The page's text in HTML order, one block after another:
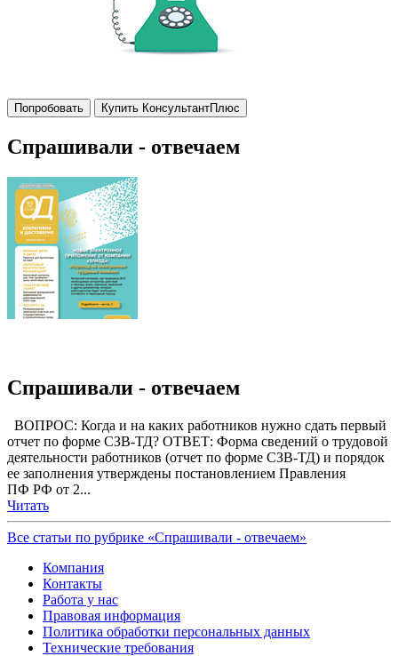
Попробовать Купить КонсультантПлюс
Спрашивали - отвечаем
Спрашивали - отвечаем
ВОПРОС: Когда и на каких работников нужно сдать первый
отчет по форме СЗВ-ТД? ОТВЕТ: Форма сведений о трудовой
деятельности работников (отчет по форме СЗВ-ТД) и порядок
ее заполнения утверждены постановлением Правления
ПФ РФ от 2...
Читать
Все статьи по рубрике «Спрашивали - отвечаем»
Компания
Контакты
Работа у нас
Правовая информация
Политика обработки персональных данных
Технические требования